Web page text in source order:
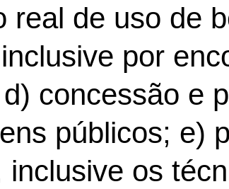
real de uso de
por
concessão e
públicos; e)
inclusive os